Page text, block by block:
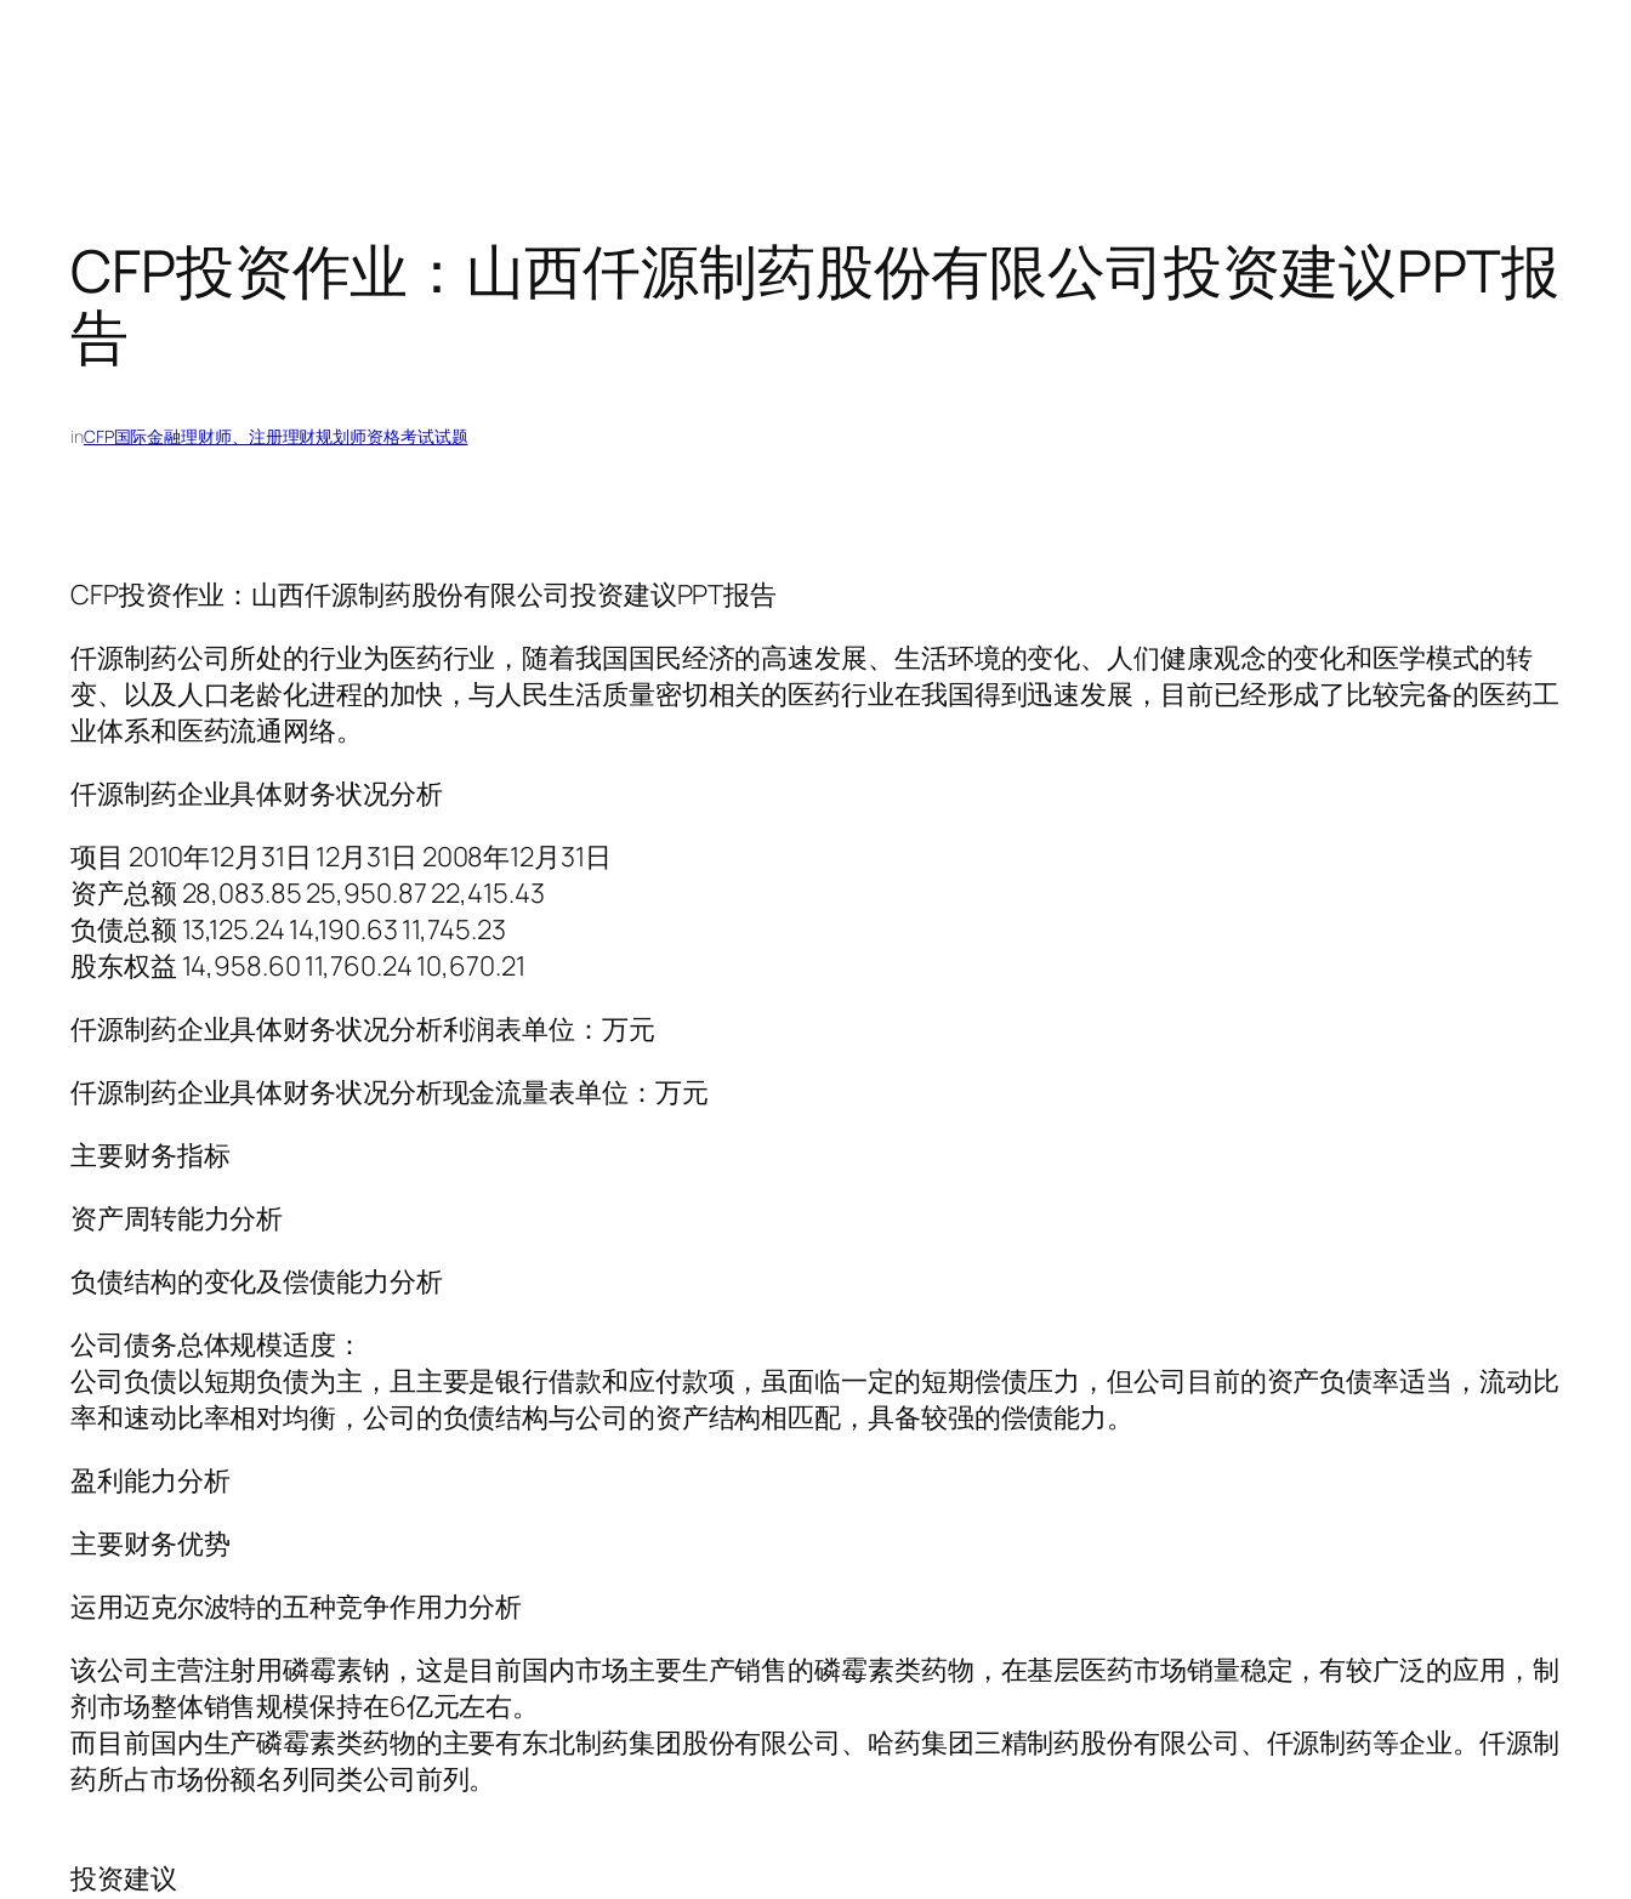
CFP投资作业：山西仟源制药股份有限公司投资建议PPT报
告
inCFP国际金融理财师、注册理财规划师资格考试试题
CFP投资作业：山西仟源制药股份有限公司投资建议PPT报告
仟源制药公司所处的行业为医药行业，随着我国国民经济的高速发展、生活环境的变化、人们健康观念的变化和医学模式的转
变、以及人口老龄化进程的加快，与人民生活质量密切相关的医药行业在我国得到迅速发展，目前已经形成了比较完备的医药工
业体系和医药流通网络。
仟源制药企业具体财务状况分析
项目 2010年12月31日 12月31日 2008年12月31日
资产总额 28,083.85 25,950.87 22,415.43
负债总额 13,125.24 14,190.63 11,745.23
股东权益 14,958.60 11,760.24 10,670.21
仟源制药企业具体财务状况分析利润表单位：万元
仟源制药企业具体财务状况分析现金流量表单位：万元
主要财务指标
资产周转能力分析
负债结构的变化及偿债能力分析
公司债务总体规模适度：
公司负债以短期负债为主，且主要是银行借款和应付款项，虽面临一定的短期偿债压力，但公司目前的资产负债率适当，流动比
率和速动比率相对均衡，公司的负债结构与公司的资产结构相匹配，具备较强的偿债能力。
盈利能力分析
主要财务优势
运用迈克尔波特的五种竞争作用力分析
该公司主营注射用磷霉素钠，这是目前国内市场主要生产销售的磷霉素类药物，在基层医药市场销量稳定，有较广泛的应用，制
剂市场整体销售规模保持在6亿元左右。
而目前国内生产磷霉素类药物的主要有东北制药集团股份有限公司、哈药集团三精制药股份有限公司、仟源制药等企业。仟源制
药所占市场份额名列同类公司前列。
投资建议